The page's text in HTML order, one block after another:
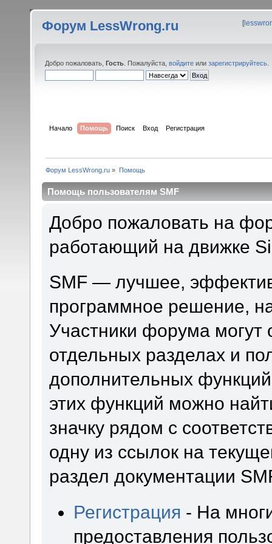
Форум LessWrong.ru [
Добро пожаловать, Гость . Пожалуйста, войдите или зарегистрируйтесь
Начало Помощь Поиск Вход Регистрация
Форум LessWrong.ru » Помощь
Помощь пользователям SMF
Добро пожаловать на
работающий на движке
SMF — лучшее,
программное решение,
Участники форума
отдельных разделах и
дополнительных
этих функций можно
значку рядом с
одну из ссылок на
раздел документации
Регистрация - На
предоставления